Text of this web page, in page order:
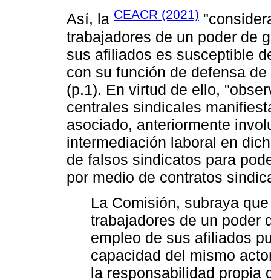
Así, la CEACR (2021)
trabajadores de un poder de
sus afiliados es susceptible
con su función de defensa
(p.1). En virtud de ello,
centrales sindicales
asociado, anteriormente
intermediación laboral en
de falsos sindicatos para
por medio de contratos
La Comisión, subraya
trabajadores de un poder
empleo de sus afiliados
capacidad del mismo
la responsabilidad propia